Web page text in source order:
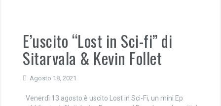
E’uscito “Lost in Sci-fi” di
Sitarvala & Kevin Follet
Agosto 18, 2021
Venerdì 13 agosto è uscito Lost in Sci-Fi, un mini Ep